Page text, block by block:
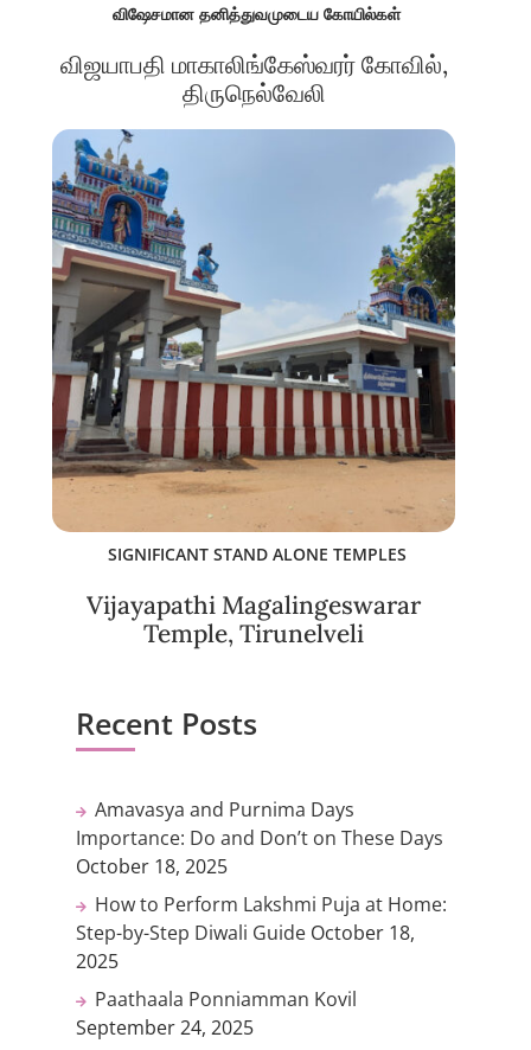
விஷேசமான தனித்துவமுடைய கோயில்கள்
விஜயாபதி மாகாலிங்கேஸ்வரர் கோவில்,
திருநெல்வேலி
SIGNIFICANT STAND ALONE TEMPLES
Vijayapathi Magalingeswarar
Temple, Tirunelveli
Recent Posts
Amavasya and Purnima Days
Importance: Do and Don’t on These Days
October 18, 2025
How to Perform Lakshmi Puja at Home:
Step-by-Step Diwali Guide October 18,
2025
Paathaala Ponniamman Kovil
September 24, 2025